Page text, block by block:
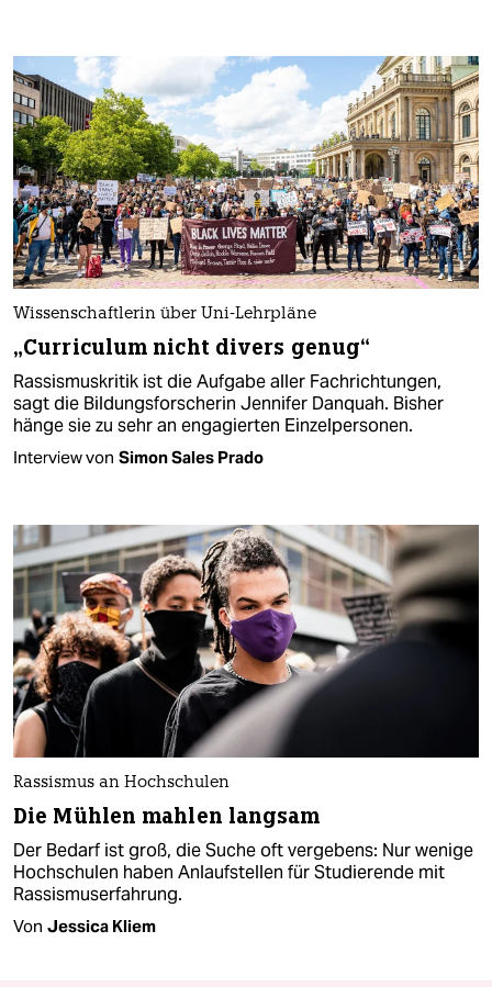
Wissenschaftlerin über Uni-Lehrpläne
„Curriculum nicht divers genug“
Rassismuskritik ist die Aufgabe aller Fachrichtungen,
sagt die Bildungs­forscherin Jennifer Danquah. Bisher
hänge sie zu sehr an engagierten Einzelpersonen.
Interview von Simon Sales Prado
Rassismus an Hochschulen
Die Mühlen mahlen langsam
Der Bedarf ist groß, die Suche oft vergebens: Nur wenige
Hochschulen haben Anlauf­stellen für Studierende mit
Rassismuserfahrung.
Von Jessica Kliem